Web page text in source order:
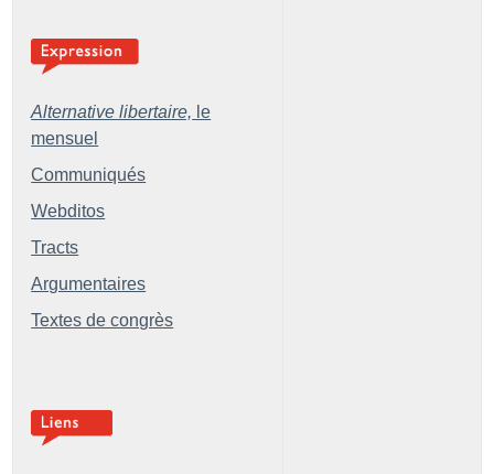
Alternative libertaire, le
mensuel
Communiqués
Webditos
Tracts
Argumentaires
Textes de congrès